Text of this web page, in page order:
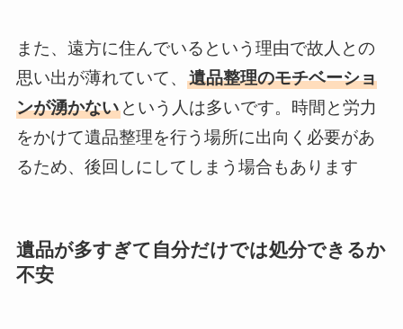
また、遠方に住んでいるという理由で故人との
思い出が薄れていて、 遺品整理のモチベーショ
ンが湧かないという人は多いです。時間と労力
をかけて遺品整理を行う場所に出向く必要があ
るため、後回しにしてしまう場合もあります
遺品が多すぎて自分だけでは処分できるか
不安